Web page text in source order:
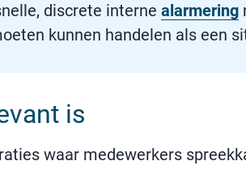
discrete interne alarmering
kunnen handelen als een
is
waar medewerkers